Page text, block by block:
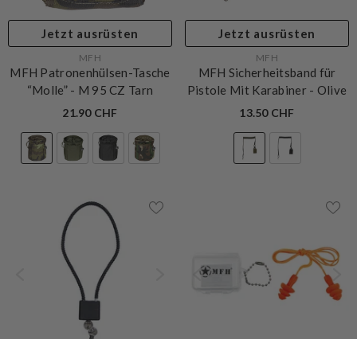
Jetzt ausrüsten
MFH
MFH Patronenhülsen-Tasche
“Molle” - M 95 CZ Tarn
21.90 CHF
Jetzt ausrüsten
MFH
MFH Sicherheitsband für
Pistole Mit Karabiner - Olive
13.50 CHF